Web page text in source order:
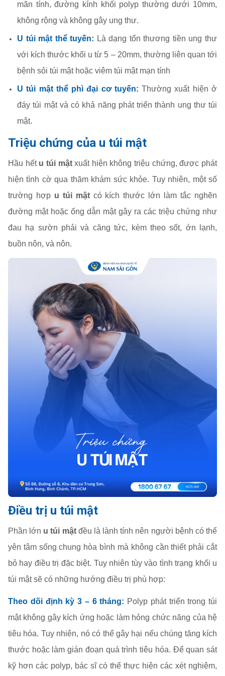
mãn tính, đường kính khối polyp thường dưới 10mm,
không rộng và không gây ung thư.
U túi mật thể tuyến: Là dạng tổn thương tiền ung thư
với kích thước khối u từ 5 – 20mm, thường liên quan tới
bệnh sỏi túi mật hoặc viêm túi mật mạn tính
U túi mật thể phì đại cơ tuyến: Thường xuất hiện ở
đáy túi mật và có khả năng phát triển thành ung thư túi
mật.
Triệu chứng của u túi mật
Hầu hết u túi mậtxuất hiện không triệu chứng, được phát
hiện tình cờ qua thăm khám sức khỏe. Tuy nhiên, một số
trường hợp u túi mậtcó kích thước lớn làm tắc nghẽn
đường mật hoặc ống dẫn mật gây ra các triệu chứng như
đau hạ sườn phải và căng tức, kèm theo sốt, ớn lạnh,
buồn nôn, và nôn.
Điều trị u túi mật
Phần lớn u túi mậtđều là lành tính nên người bệnh có thể
yên tâm sống chung hòa bình mà không cần thiết phải cắt
bỏ hay điều trị đặc biệt. Tuy nhiên tùy vào tình trạng khối u
túi mật sẽ có những hướng điều trị phù hợp:
Theo dõi định kỳ 3 – 6 tháng: Polyp phát triển trong túi
mật không gây kích ứng hoặc làm hỏng chức năng của hệ
tiêu hóa. Tuy nhiên, nó có thể gây hại nếu chúng tăng kích
thước hoặc làm gián đoạn quá trình tiêu hóa. Để quan sát
kỹ hơn các polyp, bác sĩ có thể thực hiện các xét nghiệm,